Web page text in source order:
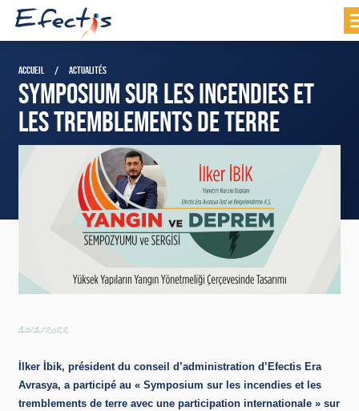
ACCUEIL ACTUALITÉS
SYMPOSIUM SUR LES INCENDIES ET
LES TREMBLEMENTS DE TERRE
19/1/2022
İlker İbik, président du conseil d’administration d’Efectis Era
Avrasya, a participé au « Symposium sur les incendies et les
tremblements de terre avec une participation internationale » sur